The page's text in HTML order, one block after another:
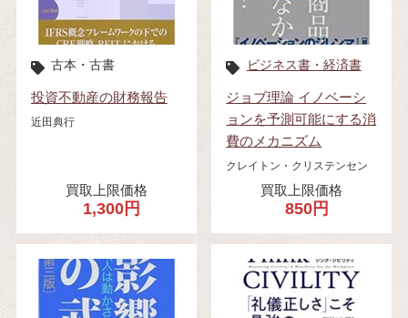
古本・古書
投資不動産の財務報告
近田典行
買取上限価格
1,300円
ビジネス書・経済書
ジョブ理論 イノベーシ
ョンを予測可能にする消
費のメカニズム
クレイトン・クリステンセン
買取上限価格
850円